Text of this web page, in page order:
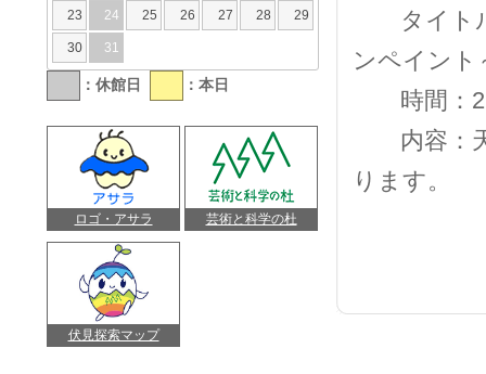
タイトル
ンペイント
時間：27
内容：天
ります。
23 24 25 26 27 28 29
30 31
：休館日 ：本日
ロゴ・アサラ 芸術と科学の杜
伏見探索マップ